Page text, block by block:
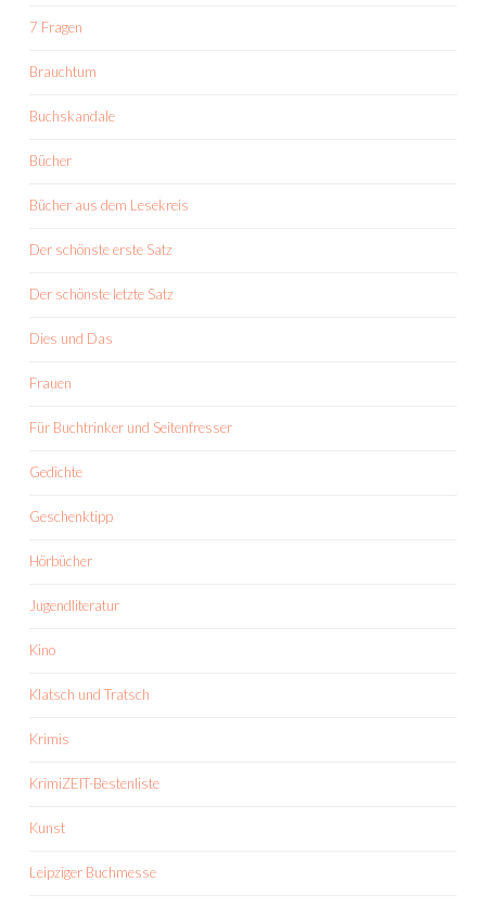
7 Fragen
Brauchtum
Buchskandale
Bücher
Bücher aus dem Lesekreis
Der schönste erste Satz
Der schönste letzte Satz
Dies und Das
Frauen
Für Buchtrinker und Seitenfresser
Gedichte
Geschenktipp
Hörbücher
Jugendliteratur
Kino
Klatsch und Tratsch
Krimis
KrimiZEIT-Bestenliste
Kunst
Leipziger Buchmesse